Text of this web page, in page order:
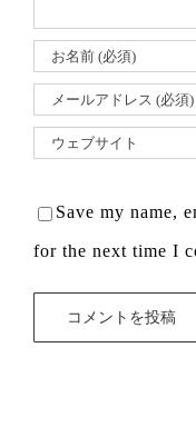
Save my name,
for the next time I